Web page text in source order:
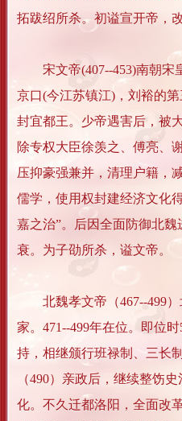
拓跋绍所杀。初谥宣开帝，
宋文帝(407--453)南朝宋
京口(今江苏镇江)，刘裕的
封宜都王。少帝遇害后，被
除专权大臣徐羡之、傅亮、
压抑豪强兼并，清理户籍，
儒学，使用权封建经济文化
嘉之治”。后因全面防御北
衰。为子劭所杀，谥文帝。
北魏孝文帝（467--499）
家。471--499年在位。即位
持，相继颁行班禄制、三长
（490）亲政后，继续整饬
化。不久迁都洛阳，全面改